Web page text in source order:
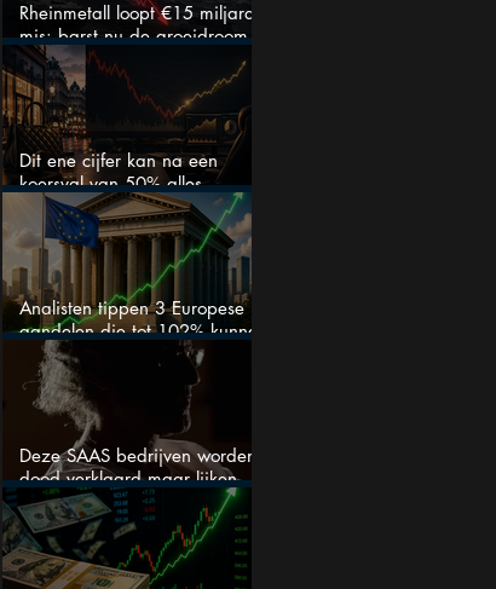
Rheinmetall loopt €15 miljard
mis: barst nu de groeidroom
van het defensiebedrijf?
Dit ene cijfer kan na een
koersval van 50% alles
veranderen
Analisten tippen 3 Europese
aandelen die tot 102% kunnen
stijgen
Deze SAAS bedrijven worden
dood verklaard maar lijken
springlevend